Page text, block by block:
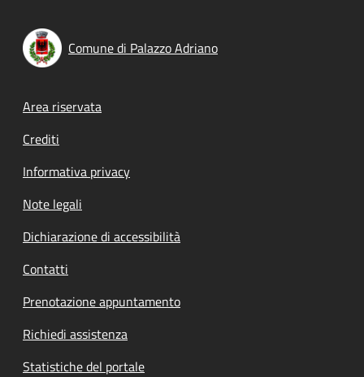
Comune di Palazzo Adriano
Footer menu
Area riservata
Crediti
Informativa privacy
Note legali
Dichiarazione di accessibilità
Contatti
Prenotazione appuntamento
Richiedi assistenza
Statistiche del portale